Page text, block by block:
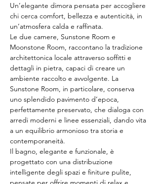
Un’elegante dimora pensata per accogliere
chi cerca comfort, bellezza e autenticità, in
un’atmosfera calda e raffinata.
Le due camere, Sunstone Room e
Moonstone Room, raccontano la tradizione
architettonica locale attraverso soffitti e
dettagli in pietra, capaci di creare un
ambiente raccolto e avvolgente. La
Sunstone Room, in particolare, conserva
uno splendido pavimento d’epoca,
perfettamente preservato, che dialoga con
arredi moderni e linee essenziali, dando vita
a un equilibrio armonioso tra storia e
contemporaneità.
Il bagno, elegante e funzionale, è
progettato con una distribuzione
intelligente degli spazi e finiture pulite,